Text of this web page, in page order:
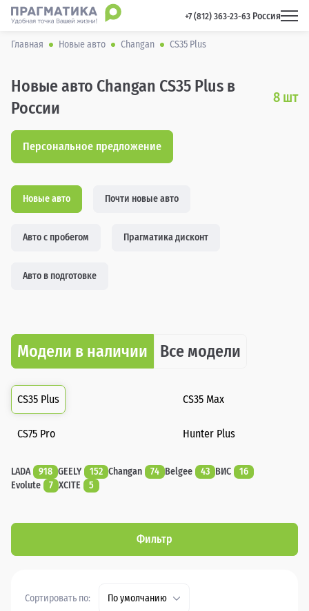
+7 (812) 363-23-63 Россия
Главная Новые авто Changan CS35 Plus
Новые авто Changan CS35 Plus в
России
8 шт
Персональное предложение
Новые авто Почти новые авто
Авто с пробегом Прагматика дисконт
Авто в подготовке
Модели в наличии Все модели
CS35 Plus CS35 Max
CS75 Pro Hunter Plus
LADA 918 GEELY 152 Changan 74 Belgee 43 ВИС
16
Evolute
7 XCITE 5
Фильтр
Сортировать по: По умолчанию